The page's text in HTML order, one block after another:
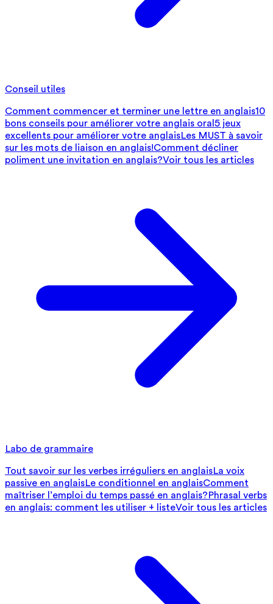
Conseil utiles
Comment commencer et terminer une lettre en anglais10
bons conseils pour améliorer votre anglais oral 5 jeux
excellents pour améliorer votre anglaisLes MUST à savoir
sur les mots de liaison en anglais!Comment décliner
poliment une invitation en anglais?Voir tous les articles
Labo de grammaire
Tout savoir sur les verbes irréguliers en anglaisLa voix
passive en anglaisLe conditionnel en anglaisComment
maîtriser l’emploi du temps passé en anglais?Phrasal verbs
en anglais: comment les utiliser + listeVoir tous les articles